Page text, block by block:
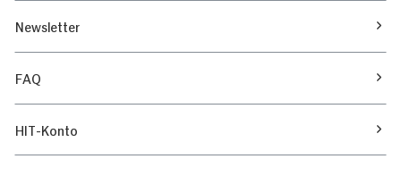
Newsletter
FAQ
HIT-Konto